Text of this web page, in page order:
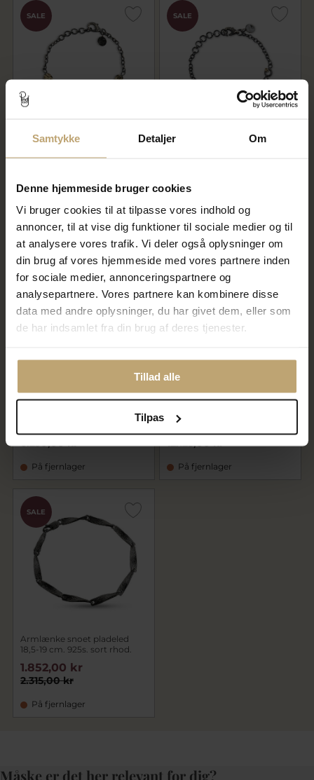
Samtykke Detaljer Om
Denne hjemmeside bruger cookies
Vi bruger cookies til at tilpasse vores indhold og
annoncer, til at vise dig funktioner til sociale medier og til
at analysere vores trafik. Vi deler også oplysninger om
din brug af vores hjemmeside med vores partnere inden
for sociale medier, annonceringspartnere og
analysepartnere. Vores partnere kan kombinere disse
data med andre oplysninger, du har givet dem, eller som
de har indsamlet fra din brug af deres tjenester.
Tillad alle
Tilpas
SALE
By Birdie Mani Coin armbånd
3.780,00 kr
3.024,00 kr
På lager
SALE
By Birdie Orion Orbit
1.830,00 kr
1.464,00 kr
SALE
By Birdie Orion armbånd sort
rhodineret sølv m. 14 kt
6.230,00 kr
4.984,00 kr
På fjernlager
SALE
By Birdie Orion Topka
armbånd sølv med 14kt guld
12.125,00 kr
9.700,00 kr
På fjernlager
SALE
Armlænke snoet pladeled
18,5-19 cm. 925s. sort rhod.
2.315,00 kr
1.852,00 kr
På fjernlager
Måske er det her relevant for dig?